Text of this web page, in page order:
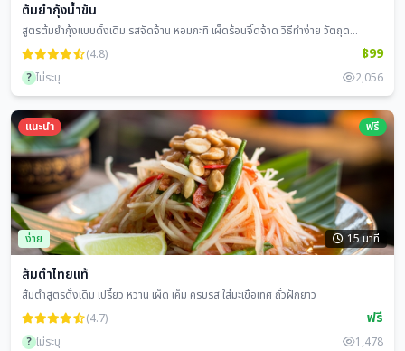
ต้มยำกุ้งน้ำข้น
สูตรต้มยำกุ้งแบบดั้งเดิม รสจัดจ้าน หอมกะทิ เผ็ดร้อนจี๊ดจ้าด วิธีทำง่าย วัตถุด...
(4.8)
฿99
? ไม่ระบุ 2,056
แนะนำ ฟรี
15 นาที
ง่าย
ส้มตำไทยแท้
ส้มตำสูตรดั้งเดิม เปรี้ยว หวาน เผ็ด เค็ม ครบรส ใส่มะเขือเทศ ถั่วฝักยาว
(4.7)
ฟรี
? ไม่ระบุ 1,478